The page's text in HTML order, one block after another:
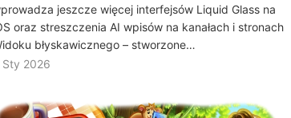
jeszcze więcej interfejsów Liquid Glass na
oraz streszczenia AI wpisów na kanałach i stronach
błyskawicznego – stworzone…
Sty 2026